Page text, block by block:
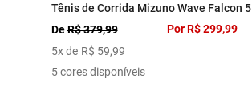
Tênis de Corrida Mizuno Wave Falcon 5
DeR$ 379,99
5x de R$ 59,99
Por R$ 299,99
5 cores disponíveis